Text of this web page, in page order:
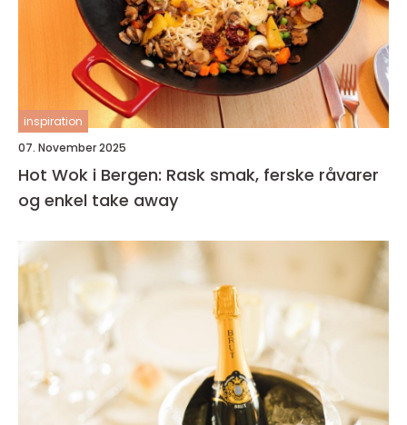
inspiration
07. November 2025
Hot Wok i Bergen: Rask smak, ferske råvarer
og enkel take away